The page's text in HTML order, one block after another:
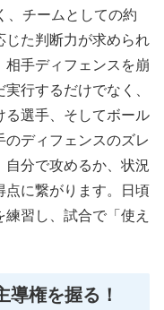
、チームとしての約
じた判断力が求められ
相手ディフェンスを崩
行するだけでなく、
る選手、そしてボール
ディフェンスのズレ
自分で攻めるか、状況
点に繋がります。日頃
習し、試合で「使え
導権を握る！